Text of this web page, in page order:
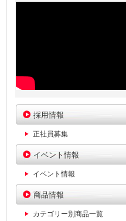
採用情報
正社員募集
イベント情報
イベント情報
商品情報
カテゴリー別商品一覧